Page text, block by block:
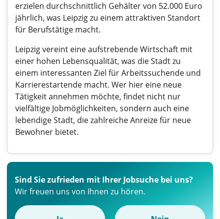
erzielen durchschnittlich Gehälter von 52.000 Euro
jährlich, was Leipzig zu einem attraktiven Standort
für Berufstätige macht.
Leipzig vereint eine aufstrebende Wirtschaft mit
einer hohen Lebensqualität, was die Stadt zu
einem interessanten Ziel für Arbeitssuchende und
Karrierestartende macht. Wer hier eine neue
Tätigkeit annehmen möchte, findet nicht nur
vielfältige Jobmöglichkeiten, sondern auch eine
lebendige Stadt, die zahlreiche Anreize für neue
Bewohner bietet.
Sind Sie zufrieden mit Ihrer Jobsuche bei uns?
Wir freuen uns von Ihnen zu hören.